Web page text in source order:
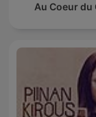
Au Coeur du